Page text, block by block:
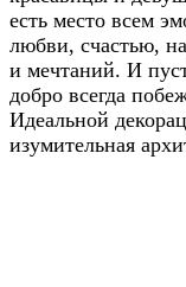
есть место всем
любви, счастью,
и мечтаний. И
добро всегда
Идеальной
изумительная